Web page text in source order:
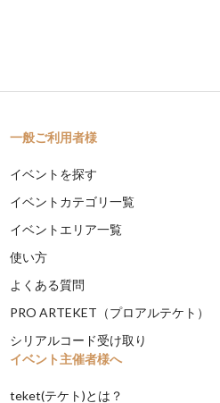
一般ご利用者様
イベントを探す
イベントカテゴリ一覧
イベントエリア一覧
使い方
よくある質問
PRO ARTEKET（プロアルテケト）
シリアルコード受け取り
イベント主催者様へ
teket(テケト)とは？